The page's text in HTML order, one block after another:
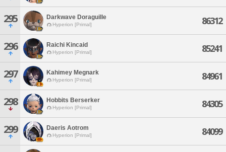
295 Darkwave Doraguille
Hyperion [Primal] 86312
296 Raichi Kincaid
Hyperion [Primal] 85241
297 Kahimey Megnark
Hyperion [Primal] 84961
298 Hobbits Berserker
Hyperion [Primal] 84305
299 Daeris Aotrom
Hyperion [Primal] 84099